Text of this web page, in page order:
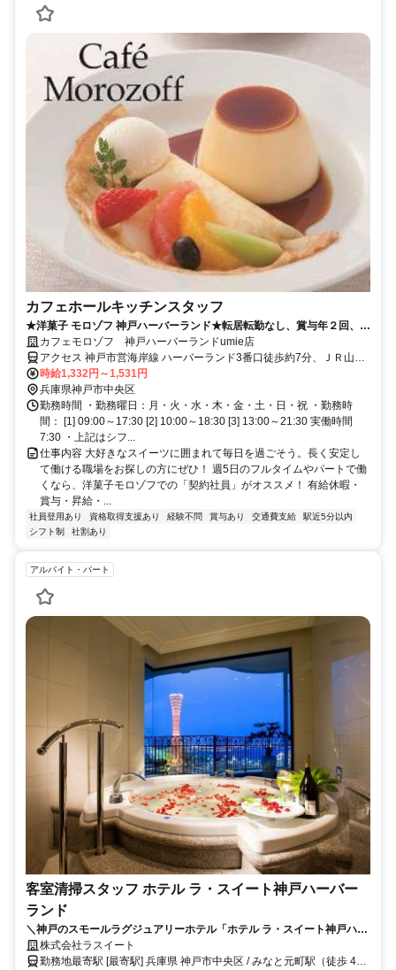
カフェホールキッチンスタッフ
★洋菓子 モロゾフ 神戸ハーバーランド★転居転勤なし、賞与年２回、モ
ロゾフの販売スタッフ
カフェモロゾフ 神戸ハーバーランドumie店
アクセス 神戸市営海岸線 ハーバーランド3番口徒歩約7分、ＪＲ山陽
本線 神戸（兵庫県）中央口徒歩約7分、ＪＲ東海道本線 神戸（兵庫
県）中央口徒歩約7分
時給1,332円～1,531円
兵庫県神戸市中央区
勤務時間 ・勤務曜日：月・火・水・木・金・土・日・祝 ・勤務時
間： [1] 09:00～17:30 [2] 10:00～18:30 [3] 13:00～21:30 実働時間
7:30 ・上記はシフ...
仕事内容 大好きなスイーツに囲まれて毎日を過ごそう。長く安定し
て働ける職場をお探しの方にぜひ！ 週5日のフルタイムやパートで働
くなら、洋菓子モロゾフでの「契約社員」がオススメ！ 有給休暇・
賞与・昇給・...
社員登用あり 資格取得支援あり 経験不問 賞与あり 交通費支給
駅近5分以内
シフト制
社割あり
アルバイト・パート
客室清掃スタッフ ホテル ラ・スイート神戸ハーバー
ランド
＼神戸のスモールラグジュアリーホテル「ホテル ラ・スイート神戸ハー
バーランド」での客室清掃スタッフのお仕事です！／週末に働ける方大
歓迎！
株式会社ラスイート
勤務地最寄駅 [最寄駅] 兵庫県 神戸市中央区 / みなと元町駅（徒歩 4